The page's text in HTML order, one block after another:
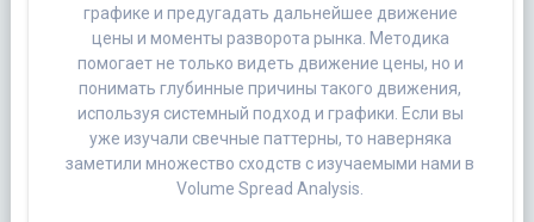
графике и предугадать дальнейшее движение
цены и моменты разворота рынка. Методика
помогает не только видеть движение цены, но и
понимать глубинные причины такого движения,
используя системный подход и графики. Если вы
уже изучали свечные паттерны, то наверняка
заметили множество сходств с изучаемыми нами в
Volume Spread Analysis.